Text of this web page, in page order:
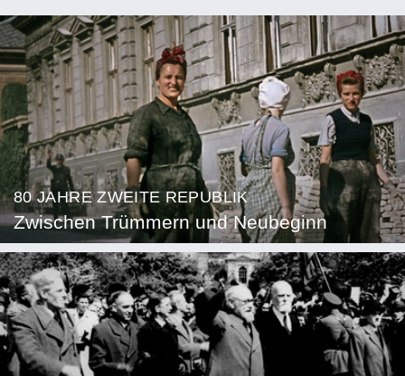
80 JAHRE ZWEITE REPUBLIK
Zwischen Trümmern und Neubeginn